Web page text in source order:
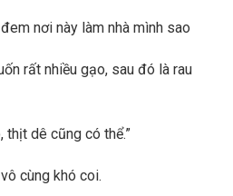
nơi này làm nhà mình sao
rất nhiều gạo, sau đó là rau
thịt dê cũng có thể.”
cùng khó coi.